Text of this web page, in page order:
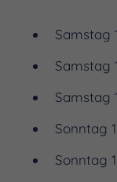
Alkoholfrei 0,0
Samstag
Samstag
Samstag
Sonntag
Sonntag